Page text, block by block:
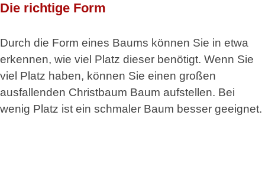
Die richtige Form
Durch die Form eines Baums können Sie in etwa
erkennen, wie viel Platz dieser benötigt. Wenn Sie
viel Platz haben, können Sie einen großen
ausfallenden Christbaum Baum aufstellen. Bei
wenig Platz ist ein schmaler Baum besser geeignet.